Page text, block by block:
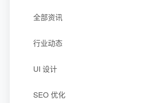
全部资讯
行业动态
UI 设计
SEO 优化